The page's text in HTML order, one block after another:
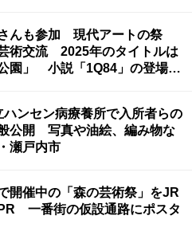
んも参加 現代アートの祭
術交流 2025年のタイトルは
公園」 小説「1Q84」の登場人
ハンセン病療養所で入所者らの
公開 写真や油絵、編み物な
瀬戸内市
開催中の「森の芸術祭」をJR
一番街の仮設通路にポスタ